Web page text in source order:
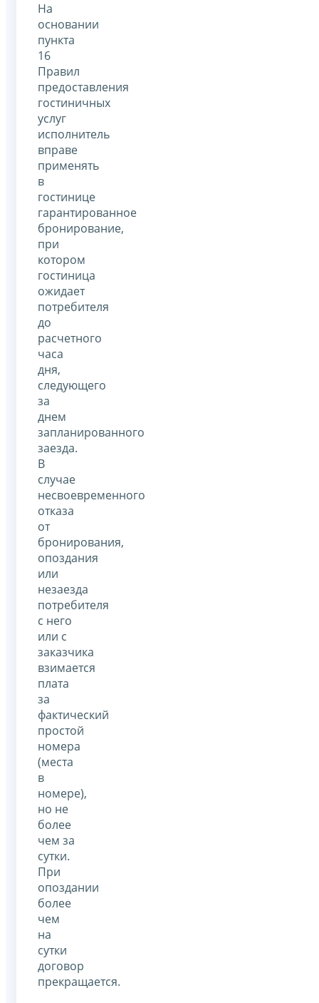
На
основании
пункта
16
Правил
предоставления
гостиничных
услуг
исполнитель
вправе
применять
в
гостинице
гарантированное
бронирование,
при
котором
гостиница
ожидает
потребителя
до
расчетного
часа
дня,
следующего
за
днем
запланированного
заезда.
В
случае
несвоевременного
отказа
от
бронирования,
опоздания
или
незаезда
потребителя
с него
или с
заказчика
взимается
плата
за
фактический
простой
номера
(места
в
номере),
но не
более
чем за
сутки.
При
опоздании
более
чем
на
сутки
договор
прекращается.